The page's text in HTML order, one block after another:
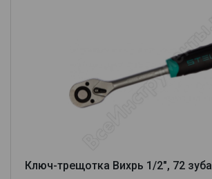
Ключ-трещотка Вихрь 1/2", 72 зуба